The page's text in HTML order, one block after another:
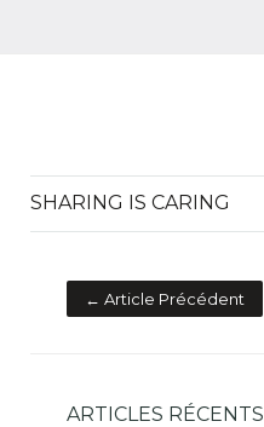
SHARING IS CARING
← Article Précédent
ARTICLES RÉCENTS